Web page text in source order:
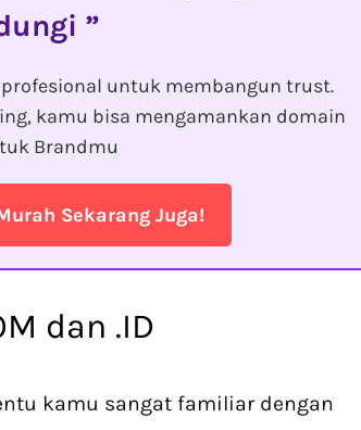
untuk membangun trust.
kamu bisa mengamankan domain
Brandmu
Sekarang Juga!
dan .ID
kamu sangat familiar dengan